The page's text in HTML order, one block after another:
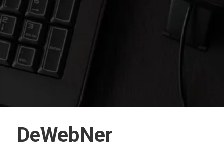
Aller
au
contenu
DeWebNer